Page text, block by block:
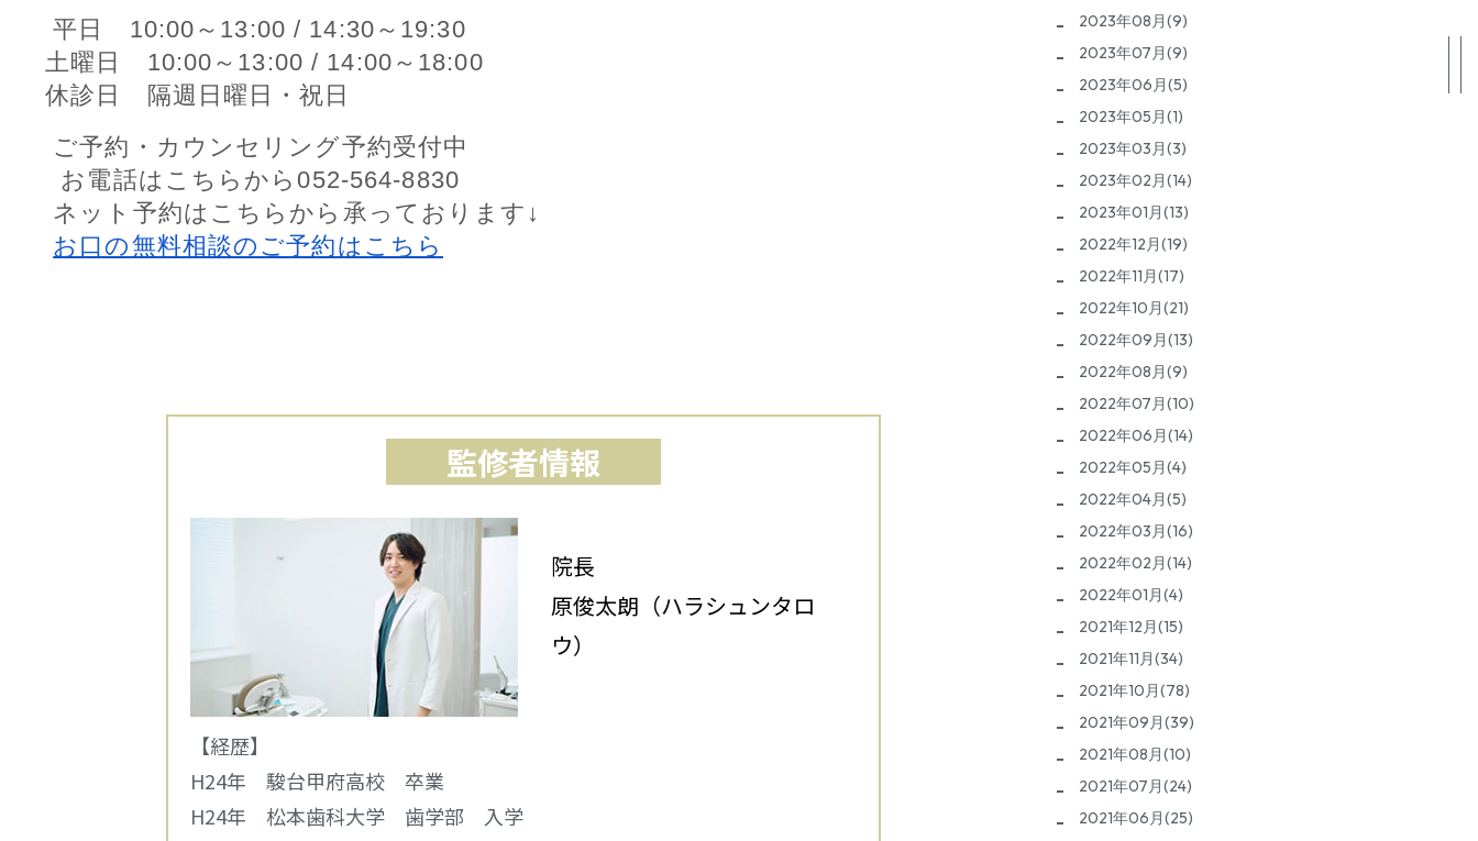
平日 10:00～13:00 / 14:30～19:30
土曜日 10:00～13:00 / 14:00～18:00
休診日 隔週日曜日・祝日
ご予約・カウンセリング予約受付中
お電話はこちらから052-564-8830
ネット予約はこちらから承っております↓
お口の無料相談のご予約はこちら
監修者情報
院長
原俊太朗（ハラシュンタロ
ウ）
【経歴】
H24年 駿台甲府高校 卒業
H24年 松本歯科大学 歯学部 入学
2023年08月(9)
2023年07月(9)
2023年06月(5)
2023年05月(1)
2023年03月(3)
2023年02月(14)
2023年01月(13)
2022年12月(19)
2022年11月(17)
2022年10月(21)
2022年09月(13)
2022年08月(9)
2022年07月(10)
2022年06月(14)
2022年05月(4)
2022年04月(5)
2022年03月(16)
2022年02月(14)
2022年01月(4)
2021年12月(15)
2021年11月(34)
2021年10月(78)
2021年09月(39)
2021年08月(10)
2021年07月(24)
2021年06月(25)